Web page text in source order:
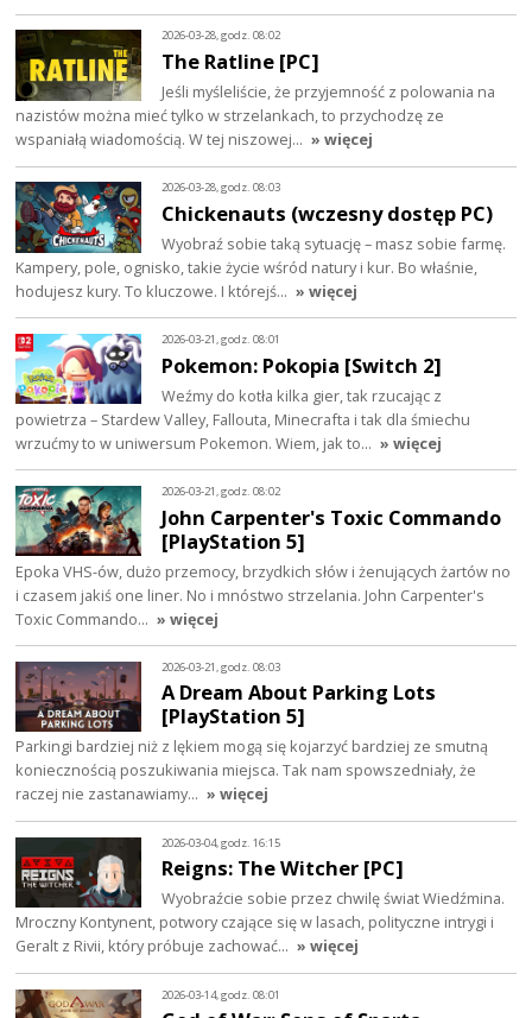
2026-03-28, godz. 08:02
The Ratline [PC]
Jeśli myśleliście, że przyjemność z polowania na
nazistów można mieć tylko w strzelankach, to przychodzę ze
wspaniałą wiadomością. W tej niszowej… » więcej
2026-03-28, godz. 08:03
Chickenauts (wczesny dostęp PC)
Wyobraź sobie taką sytuację – masz sobie farmę.
Kampery, pole, ognisko, takie życie wśród natury i kur. Bo właśnie,
hodujesz kury. To kluczowe. I którejś… » więcej
2026-03-21, godz. 08:01
Pokemon: Pokopia [Switch 2]
Weźmy do kotła kilka gier, tak rzucając z
powietrza – Stardew Valley, Fallouta, Minecrafta i tak dla śmiechu
wrzućmy to w uniwersum Pokemon. Wiem, jak to… » więcej
2026-03-21, godz. 08:02
John Carpenter's Toxic Commando
[PlayStation 5]
Epoka VHS-ów, dużo przemocy, brzydkich słów i żenujących żartów no
i czasem jakiś one liner. No i mnóstwo strzelania. John Carpenter's
Toxic Commando… » więcej
2026-03-21, godz. 08:03
A Dream About Parking Lots
[PlayStation 5]
Parkingi bardziej niż z lękiem mogą się kojarzyć bardziej ze smutną
koniecznością poszukiwania miejsca. Tak nam spowszedniały, że
raczej nie zastanawiamy… » więcej
2026-03-04, godz. 16:15
Reigns: The Witcher [PC]
Wyobraźcie sobie przez chwilę świat Wiedźmina.
Mroczny Kontynent, potwory czające się w lasach, polityczne intrygi i
Geralt z Rivii, który próbuje zachować… » więcej
2026-03-14, godz. 08:01